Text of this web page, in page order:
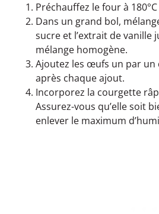
Préchauffez le four à 180°C
Dans un grand bol,
sucre et l’extrait de vanille
mélange homogène.
Ajoutez les œufs un par un
après chaque ajout.
Incorporez la courgette
Assurez-vous qu’elle soit
enlever le maximum